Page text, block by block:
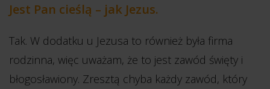
Jest Pan cieślą – jak Jezus.
Tak. W dodatku u Jezusa to również była firma
rodzinna, więc uważam, że to jest zawód święty i
błogosławiony. Zresztą chyba każdy zawód, który